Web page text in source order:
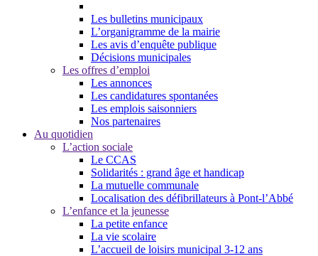
Les bulletins municipaux
L’organigramme de la mairie
Les avis d’enquête publique
Décisions municipales
Les offres d’emploi
Les annonces
Les candidatures spontanées
Les emplois saisonniers
Nos partenaires
Au quotidien
L’action sociale
Le CCAS
Solidarités : grand âge et handicap
La mutuelle communale
Localisation des défibrillateurs à Pont-l’Abbé
L’enfance et la jeunesse
La petite enfance
La vie scolaire
L’accueil de loisirs municipal 3-12 ans